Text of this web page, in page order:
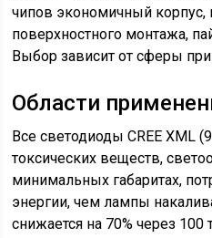
чипов экономичный корпус,
поверхностного монтажа,
Выбор зависит от сферы
Области
Все светодиоды CREE XML
токсических веществ,
минимальных габаритах,
энергии, чем лампы
снижается на 70% через 100